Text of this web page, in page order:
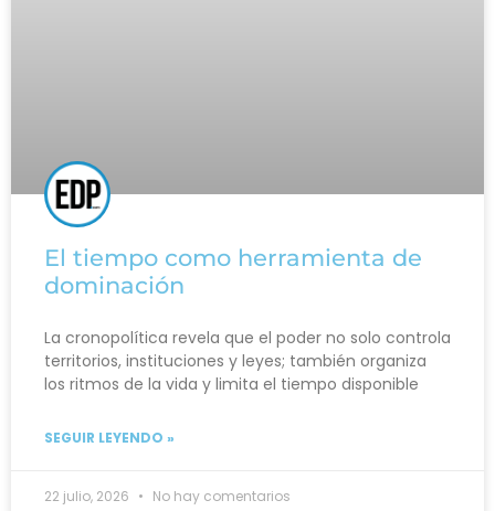
El tiempo como herramienta de
dominación
La cronopolítica revela que el poder no solo controla
territorios, instituciones y leyes; también organiza
los ritmos de la vida y limita el tiempo disponible
SEGUIR LEYENDO »
22 julio, 2026 No hay comentarios